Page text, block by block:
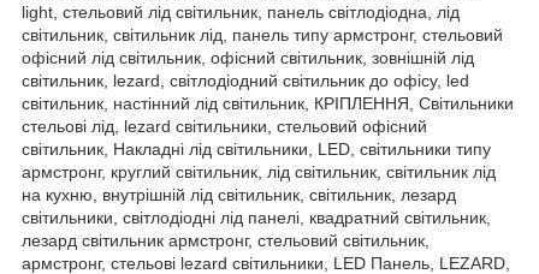
light, стельовий лід світильник, панель світлодіодна, лід
світильник, світильник лід, панель типу армстронг, стельовий
офісний лід світильник, офісний світильник, зовнішній лід
світильник, lezard, світлодіодний світильник до офісу, led
світильник, настінний лід світильник, КРІПЛЕННЯ, Світильники
стельові лід, lezard світильники, стельовий офісний
світильник, Накладні лід світильники, LED, світильники типу
армстронг, круглий світильник, лід світильник, світильник лід
на кухню, внутрішній лід світильник, світильник, лезард
світильники, світлодіодні лід панелі, квадратний світильник,
лезард світильник армстронг, стельовий світильник,
армстронг, стельові lezard світильники, LED Панель, LEZARD,